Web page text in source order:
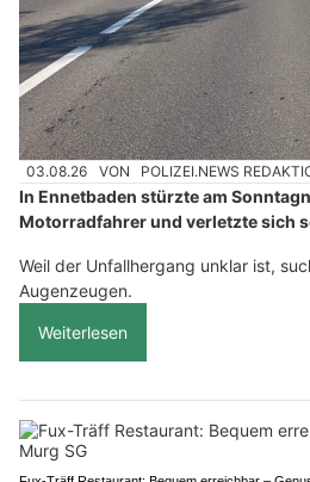
03.08.26 VON POLIZEI.NEWS
In Ennetbaden stürzte am
Motorradfahrer und verletzte sich
Weil der Unfallhergang unklar ist,
Augenzeugen.
Weiterlesen